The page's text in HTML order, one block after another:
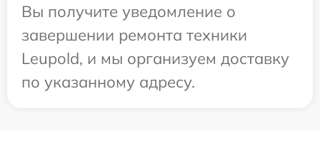
Вы получите уведомление о
завершении ремонта техники
Leupold, и мы организуем доставку
по указанному адресу.